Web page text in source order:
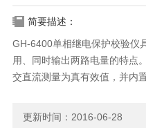
简要描述：
GH-6400单相继电保护校验仪
用、同时输出两路电量的特点
交直流测量为真有效值，并内
更新时间：2016-06-28